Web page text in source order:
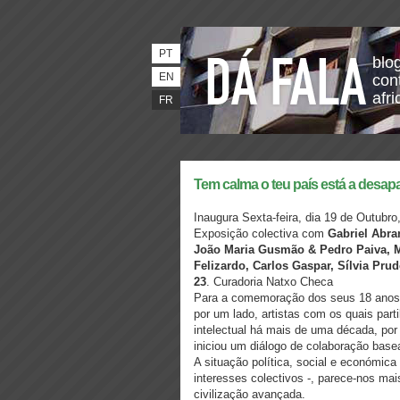
PT
EN
FR
Tem calma o teu país está a
Inaugura Sexta-feira, dia 19 de
Exposição colectiva com Gabriel
João Maria Gusmão & Pedro Paiva,
Felizardo, Carlos Gaspar, Sílvia
23. Curadoria Natxo Checa
Para a comemoração dos seus 18
por um lado, artistas com os quais
intelectual há mais de uma década,
iniciou um diálogo de colaboração
A situação política, social e
interesses colectivos -, parece-nos
civilização avançada.